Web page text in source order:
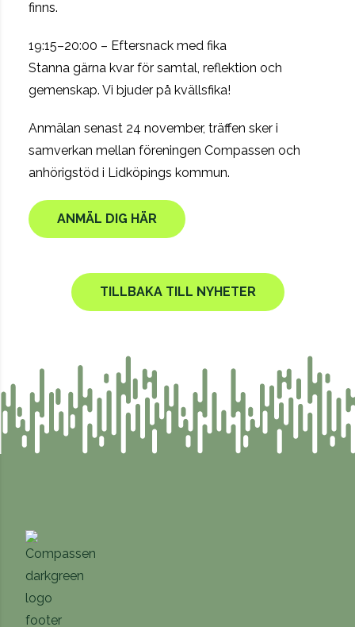
finns.
19:15–20:00 – Eftersnack med fika
Stanna gärna kvar för samtal, reflektion och
gemenskap. Vi bjuder på kvällsfika!
Anmälan senast 24 november, träffen sker i
samverkan mellan föreningen Compassen och
anhörigstöd i Lidköpings kommun.
ANMÄL DIG HÄR
TILLBAKA TILL NYHETER